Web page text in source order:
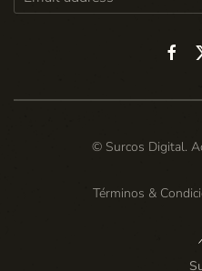
© Surcos Digital.
Términos &